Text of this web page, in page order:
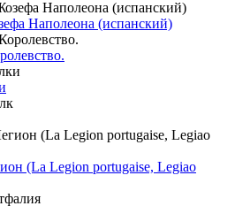
Наполеона (испанский)
(La Legion portugaise, Legiao